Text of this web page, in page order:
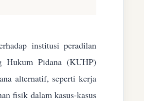
institusi peradilan
Hukum Pidana (KUHP)
alternatif, seperti kerja
fisik dalam kasus-kasus